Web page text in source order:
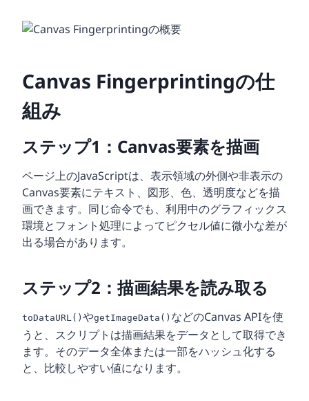
Canvas Fingerprintingの仕
組み
ステップ1：Canvas要素を描画
ページ上のJavaScriptは、表示領域の外側や非表示の
Canvas要素にテキスト、図形、色、透明度などを描
画できます。同じ命令でも、利用中のグラフィックス
環境とフォント処理によってピクセル値に微小な差が
出る場合があります。
ステップ2：描画結果を読み取る
toDataURL() やgetImageData() などのCanvas APIを使
うと、スクリプトは描画結果をデータとして取得でき
ます。そのデータ全体または一部をハッシュ化する
と、比較しやすい値になります。